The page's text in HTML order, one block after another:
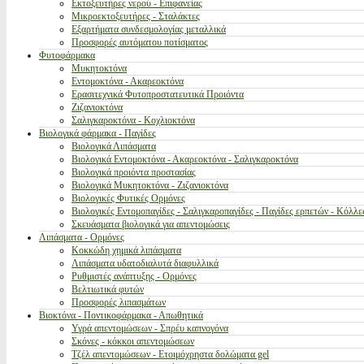
Εκτοξευτήρες νερού - Επιφανείας
Μικροεκτοξευτήρες - Σταλάκτες
Εξαρτήματα συνδεσμολογίας μεταλλικά
Προσφορές αυτόματου ποτίσματος
Φυτοφάρμακα
Μυκητοκτόνα
Εντομοκτόνα - Ακαρεοκτόνα
Ερασιτεχνικά Φυτοπροστατευτικά Προιόντα
Ζιζανιοκτόνα
Σαλιγκαροκτόνα - Κοχλιοκτόνα
Βιολογικά φάρμακα - Παγίδες
Βιολογικά Λιπάσματα
Βιολογικά Εντομοκτόνα - Ακαρεοκτόνα - Σαλιγκαροκτόνα
Βιολογικά προιόντα προστασίας
Βιολογικά Μυκητοκτόνα - Ζιζανιοκτόνα
Βιολογικές Φυτικές Ορμόνες
Βιολογικές Εντομοπαγίδες - Σαλιγκαροπαγίδες - Παγίδες ερπετών -
Σκευάσματα βιολογικά για απεντομώσεις
Λιπάσματα - Ορμόνες
Κοκκώδη χημικά λιπάσματα
Λιπάσματα υδατοδιαλυτά διαφυλλικά
Ρυθμιστές ανάπτυξης - Ορμόνες
Βελτιωτικά φυτών
Προσφορές λιπασμάτων
Βιοκτόνα - Ποντικοφάρμακα - Απωθητικά
Υγρά απεντομώσεων - Σπρέυ καπνογόνα
Σκόνες - κόκκοι απεντομώσεων
Τζέλ απεντομώσεων - Ετοιμόχρηστα δολώματα gel